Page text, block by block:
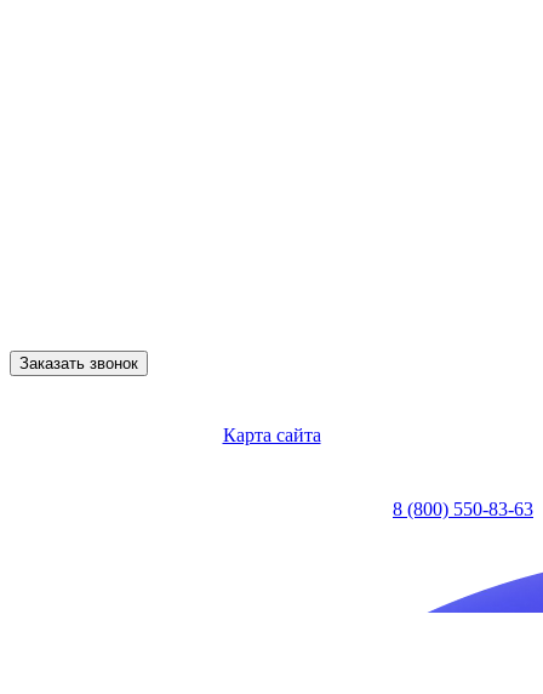
Заказать звонок
Карта сайта
8 (800) 550-83-63